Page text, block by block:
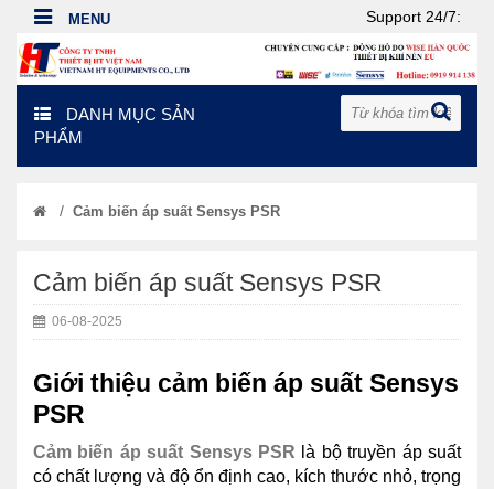
Support 24/7:
DANH MỤC SẢN
PHẨM
/ Cảm biến áp suất Sensys PSR
Cảm biến áp suất Sensys PSR
06-08-2025
Giới thiệu cảm biến áp suất Sensys
PSR
Cảm biến áp suất Sensys PSR là bộ truyền áp suất
có chất lượng và độ ổn định cao, kích thước nhỏ, trọng